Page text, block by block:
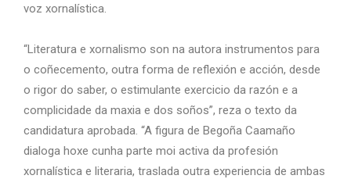
voz xornalística.
“Literatura e xornalismo son na autora instrumentos para
o coñecemento, outra forma de reflexión e acción, desde
o rigor do saber, o estimulante exercicio da razón e a
complicidade da maxia e dos soños”, reza o texto da
candidatura aprobada. “A figura de Begoña Caamaño
dialoga hoxe cunha parte moi activa da profesión
xornalística e literaria, traslada outra experiencia de ambas